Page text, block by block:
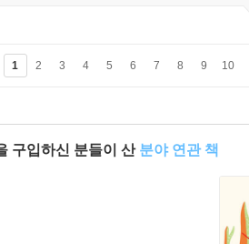
1 2 3 4 5 6 7 8 9 10
구입하신 분들이 산 분야 연관 책